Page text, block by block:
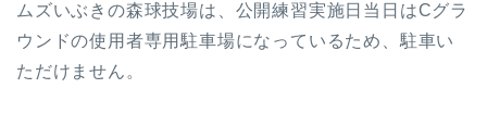
ムズいぶきの森球技場は、公開練習実施日当日はCグラ
ウンドの使用者専用駐車場になっているため、駐車い
ただけません。